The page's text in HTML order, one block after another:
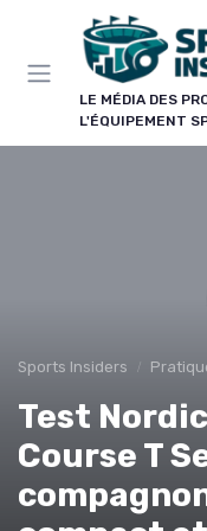
LE MÉDIA DES
L'ÉQUIPEMENT
Sports Insiders
Test
Course T
LE
Bons plans sur
pièces et
comparatifs
équipent un
Bons plans
Avant-
Panneau de gestion